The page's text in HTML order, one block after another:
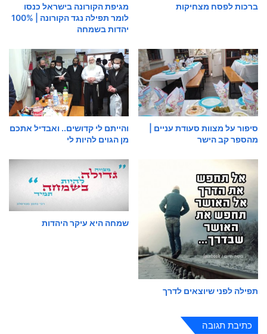
ברכות לפסח מצחיקות
מגיפת הקורונה בישראל כנסו
לומר תפילה נגד הקורונה | 100%
יהדות בשמחה
סיפור על מצוות סעודת עניים |
מהספר קב הישר
והייתם לי קדושים.. ואבדיל אתכם
מן הגוים להיות לי
תפילה לפני שיוצאים לדרך
שמחה היא עיקר היהדות
כתיבת תגובה